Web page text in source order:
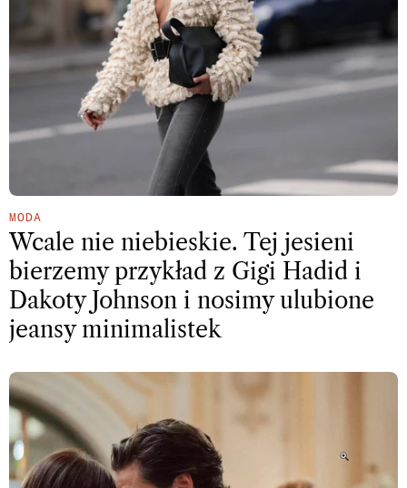
MODA
Wcale nie niebieskie. Tej jesieni
bierzemy przykład z Gigi Hadid i
Dakoty Johnson i nosimy ulubione
jeansy minimalistek